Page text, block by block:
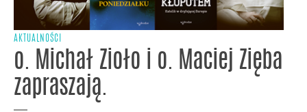
AKTUALNOŚCI
o. Michał Zioło i o. Maciej Zięba
zapraszają.